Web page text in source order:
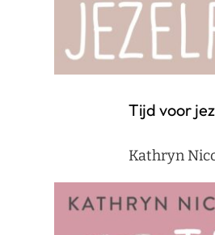
Tijd voor
Kathryn